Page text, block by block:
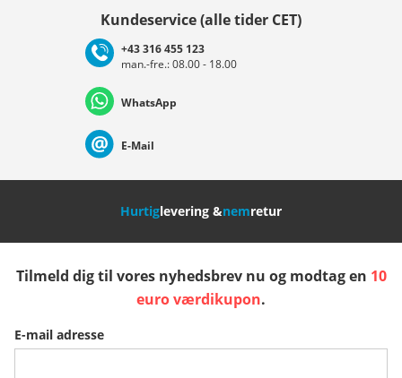
Deutschland Österreich
Nederland Italia (Italiano) Italien (Deutsch)
Slovenija
Belgique (Français) Danmark Norge
Kundeservice (alle tider CET)
+43 316 455 123
man.-fre.: 08.00 - 18.00
WhatsApp
E-Mail
Hurtiglevering &nemretur
Tilmeld dig til vores nyhedsbrev nu og modtag en 10
euro værdikupon.
E-mail adresse